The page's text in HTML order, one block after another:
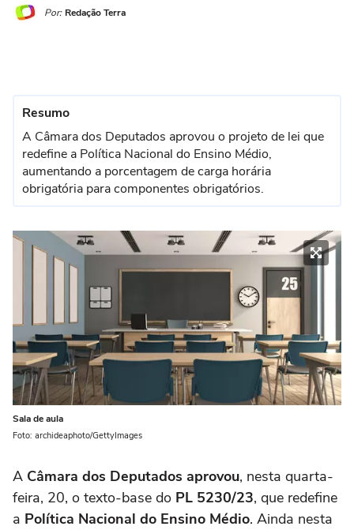
Por: Redação Terra
Resumo
A Câmara dos Deputados aprovou o projeto de lei que
redefine a Política Nacional do Ensino Médio,
aumentando a porcentagem de carga horária
obrigatória para componentes obrigatórios.
Sala de aula
Foto: archideaphoto/GettyImages
A Câmara dos Deputados aprovou, nesta quarta-
feira, 20, o texto-base do PL 5230/23, que redefine
a Política Nacional do Ensino Médio. Ainda nesta